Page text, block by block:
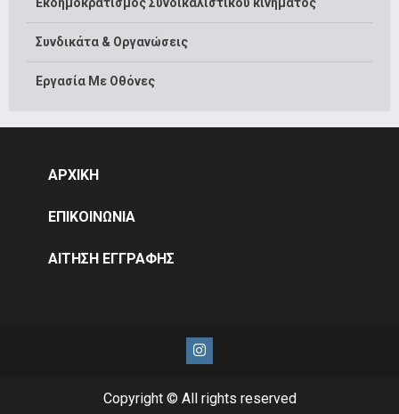
Εκδημοκρατισμός Συνδικαλιστικού κινήματος
Συνδικάτα & Οργανώσεις
Εργασία Με Οθόνες
ΑΡΧΙΚΗ
ΕΠΙΚΟΙΝΩΝΙΑ
ΑΙΤΗΣΗ ΕΓΓΡΑΦΗΣ
Instagram
Copyright © All rights reserved